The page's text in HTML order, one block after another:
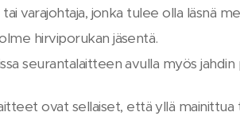
varajohtaja, jonka tulee olla läsnä
hirviporukan jäsentä.
seurantalaitteen avulla myös jahdin
ovat sellaiset, että yllä